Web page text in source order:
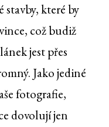
které by
což budiž
jest přes
Jako jediné
fotografie,
dovolují jen